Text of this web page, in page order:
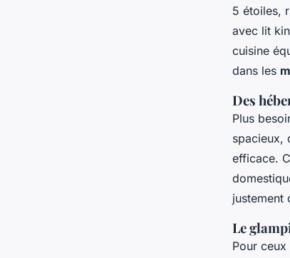
5 étoiles,
avec lit
cuisine
dans les
Des
Plus
spacieux,
efficace.
justement
Le
Pour